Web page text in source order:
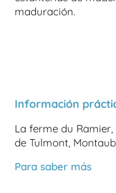
maduración.
Información
La ferme du
de Tulmont,
Para saber más